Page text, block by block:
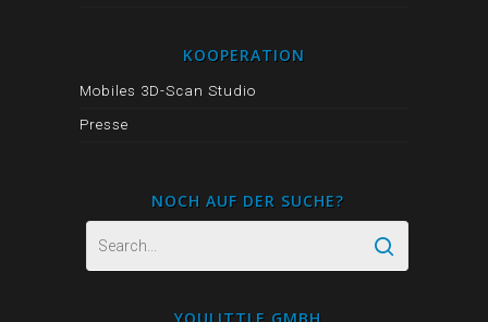
KOOPERATION
Mobiles 3D-Scan Studio
Presse
NOCH AUF DER SUCHE?